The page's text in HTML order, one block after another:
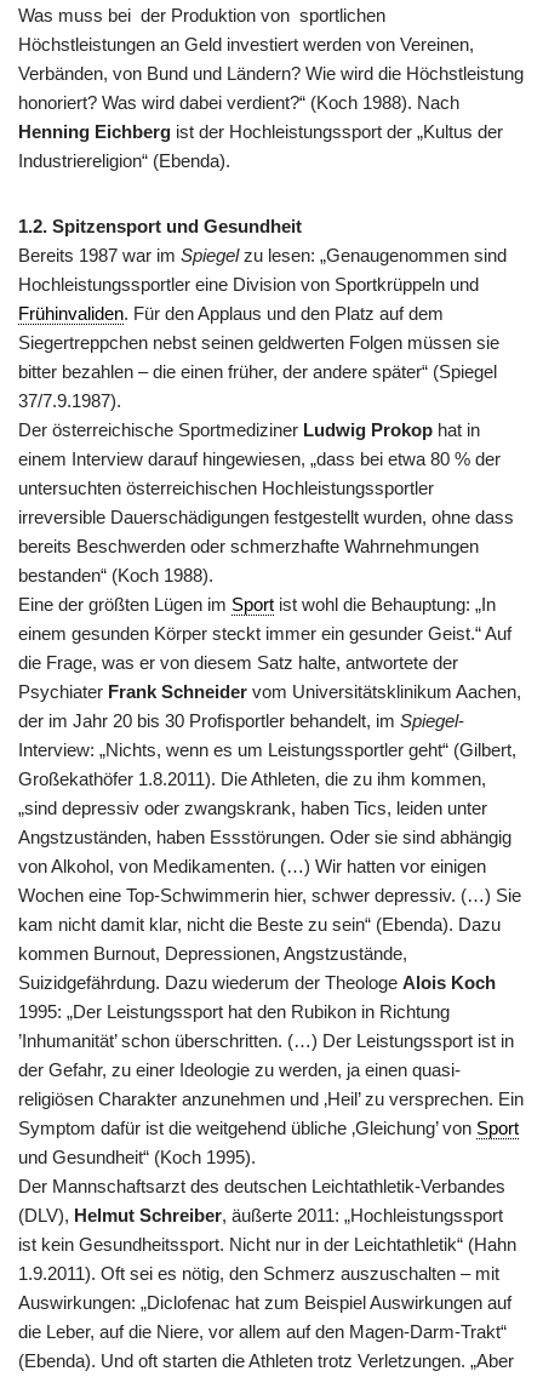
Was muss bei der Produktion von sportlichen
Höchstleistungen an Geld investiert werden von Vereinen,
Verbänden, von Bund und Ländern? Wie wird die Höchstleistung
honoriert? Was wird dabei verdient?“ (Koch 1988). Nach
Henning Eichberg ist der Hochleistungssport der „Kultus der
Industriereligion“ (Ebenda).
1.2. Spitzensport und Gesundheit
Bereits 1987 war im Spiegelzu lesen: „Genaugenommen sind
Hochleistungssportler eine Division von Sportkrüppeln und
Frühinvaliden. Für den Applaus und den Platz auf dem
Siegertreppchen nebst seinen geldwerten Folgen müssen sie
bitter bezahlen – die einen früher, der andere später“ (Spiegel
37/7.9.1987).
Der österreichische Sportmediziner Ludwig Prokop hat in
einem Interview darauf hingewiesen, „dass bei etwa 80 % der
untersuchten österreichischen Hochleistungssportler
irreversible Dauerschädigungen festgestellt wurden, ohne dass
bereits Beschwerden oder schmerzhafte Wahrnehmungen
bestanden“ (Koch 1988).
Eine der größten Lügen im Sport ist wohl die Behauptung: „In
einem gesunden Körper steckt immer ein gesunder Geist.“ Auf
die Frage, was er von diesem Satz halte, antwortete der
Psychiater Frank Schneider vom Universitätsklinikum Aachen,
der im Jahr 20 bis 30 Profisportler behandelt, im Spiegel-
Interview: „Nichts, wenn es um Leistungssportler geht“ (Gilbert,
Großekathöfer 1.8.2011). Die Athleten, die zu ihm kommen,
„sind depressiv oder zwangskrank, haben Tics, leiden unter
Angstzuständen, haben Essstörungen. Oder sie sind abhängig
von Alkohol, von Medikamenten. (…) Wir hatten vor einigen
Wochen eine Top-Schwimmerin hier, schwer depressiv. (…) Sie
kam nicht damit klar, nicht die Beste zu sein“ (Ebenda). Dazu
kommen Burnout, Depressionen, Angstzustände,
Suizidgefährdung. Dazu wiederum der Theologe Alois Koch
1995: „Der Leistungssport hat den Rubikon in Richtung
’Inhumanität’ schon überschritten. (…) Der Leistungssport ist in
der Gefahr, zu einer Ideologie zu werden, ja einen quasi-
religiösen Charakter anzunehmen und ‚Heil’ zu versprechen. Ein
Symptom dafür ist die weitgehend übliche ‚Gleichung’ von Sport
und Gesundheit“ (Koch 1995).
Der Mannschaftsarzt des deutschen Leichtathletik-Verbandes
(DLV), Helmut Schreiber, äußerte 2011: „Hochleistungssport
ist kein Gesundheitssport. Nicht nur in der Leichtathletik“ (Hahn
1.9.2011). Oft sei es nötig, den Schmerz auszuschalten – mit
Auswirkungen: „Diclofenac hat zum Beispiel Auswirkungen auf
die Leber, auf die Niere, vor allem auf den Magen-Darm-Trakt“
(Ebenda). Und oft starten die Athleten trotz Verletzungen. „Aber